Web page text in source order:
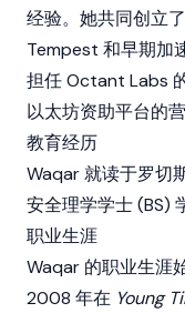
经验。她共同创立
Tempest 和早期加
担任 Octant Labs
以太坊资助平台的
教育经历
Waqar 就读于罗切
安全理学学士 (BS)
职业生涯
Waqar 的职业生涯
2008 年在 Young